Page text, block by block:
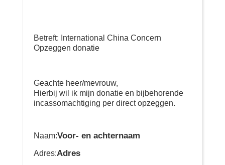
Betreft: International China Concern
Opzeggen donatie
Geachte heer/mevrouw,
Hierbij wil ik mijn donatie en bijbehorende
incassomachtiging per direct opzeggen.
Naam:Voor- en achternaam
Adres:Adres